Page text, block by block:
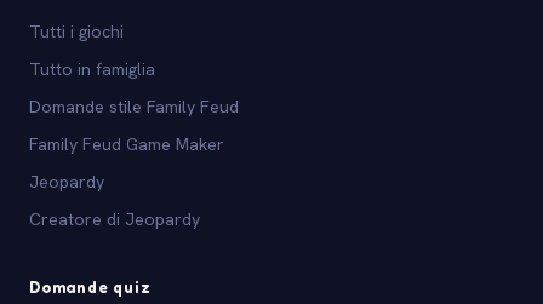
Tutti i giochi
Tutto in famiglia
Domande stile Family Feud
Family Feud Game Maker
Jeopardy
Creatore di Jeopardy
Domande quiz